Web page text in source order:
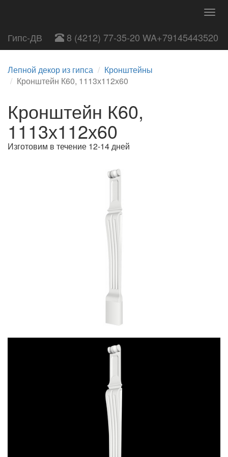
Гипс-ДВ 8 (4212) 77-35-20 WA+79145443520
Лепной декор из гипса
Кронштейны
Кронштейн К60, 1113х112х60
Кронштейн К60,
1113х112х60
Изготовим в течение 12-14 дней